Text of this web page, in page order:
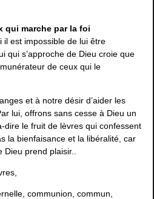
qui marche par la foi
il est impossible de lui être
qui s’approche de Dieu croie que
de ceux qui le
et à notre désir d’aider les
lui, offrons sans cesse à Dieu un
dire le fruit de lèvres qui confessent
la bienfaisance et la libéralité, car
Dieu prend plaisir..
communion, commun,